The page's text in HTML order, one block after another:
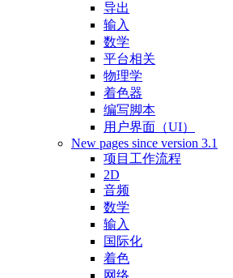
导出
输入
数学
平台相关
物理学
着色器
编写脚本
用户界面（UI）
New pages since version 3.1
项目工作流程
2D
音频
数学
输入
国际化
着色
网络